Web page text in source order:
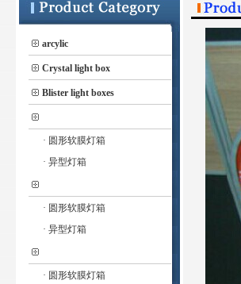
arcylic
Crystal light box
Blister light boxes
· 圆形软膜灯箱
· 异型灯箱
· 圆形软膜灯箱
· 异型灯箱
· 圆形软膜灯箱